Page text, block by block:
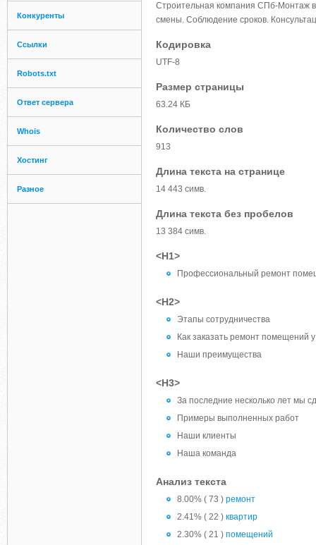
Конкуренты
Ссылки
Robots.txt
Ответ сервера
Whois
Хостинг
Разное
Строительная компания СПб-Монтаж
смены. Соблюдение сроков.
Кодировка
UTF-8
Размер страницы
63.24 КБ
Количество слов
913
Длина текста на странице
14 443 симв.
Длина текста без пробелов
13 384 симв.
<H1>
Профессиональный ремонт
<H2>
Этапы сотрудничества
Как заказать ремонт помещений
Наши преимущества
<H3>
За последние несколько лет мы
Примеры выполненных работ
Наши клиенты
Наша команда
Анализ текста
8.00% ( 73 ) ремонт
2.41% ( 22 ) квартир
2.30% ( 21 ) помещений